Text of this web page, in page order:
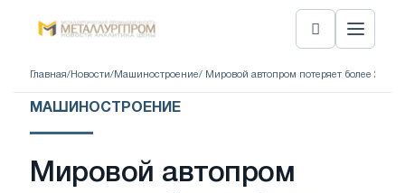
Главная/ Новости/ Машиностроение/ Мировой автопром потеряет более 2
МАШИНОСТРОЕНИЕ
Мировой автопром